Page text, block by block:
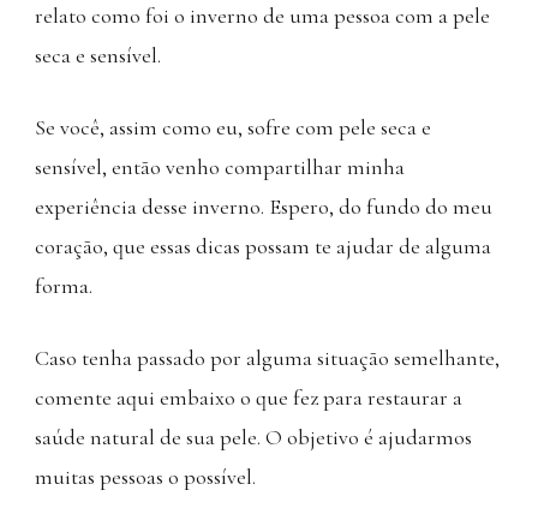
relato como foi o inverno de uma pessoa com a pele
seca e sensível.
Se você, assim como eu, sofre com pele seca e
sensível, então venho compartilhar minha
experiência desse inverno. Espero, do fundo do meu
coração, que essas dicas possam te ajudar de alguma
forma.
Caso tenha passado por alguma situação semelhante,
comente aqui embaixo o que fez para restaurar a
saúde natural de sua pele. O objetivo é ajudarmos
muitas pessoas o possível.